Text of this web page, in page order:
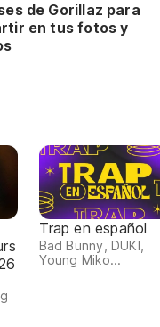
de Gorillaz para
en tus fotos y
Trap en español
Bad Bunny, DUKI,
Young Miko...